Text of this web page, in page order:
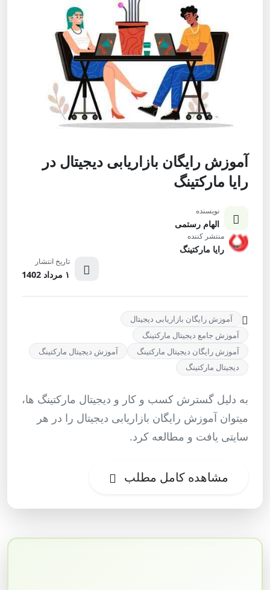
آموزش رایگان بازاریابی دیجیتال در
رایا مارکتینگ
نویسنده
الهام رستمی
منتشر کننده
رایا مارکتینگ
تاریخ انتشار
۱ مرداد 1402
آموزش رایگان بازاریابی دیجیتال
آموزش جامع دیجیتال مارکتینگ
آموزش رایگان دیجیتال مارکتینگ
آموزش دیجیتال مارکتینگ
دیجیتال مارکتینگ
به دلیل گسترش کسب و کار و دیجیتال مارکتینگ ها،
میتوان آموزش رایگان بازاریابی دیجیتال را در هر
سایتی یافت و مطالعه کرد.
مشاهده کامل مطلب